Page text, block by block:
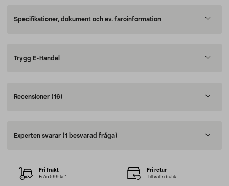
Specifikationer, dokument och ev. faroinformation
Trygg E-Handel
Recensioner (16)
Experten svarar (1 besvarad fråga)
Fri frakt
Från 599 kr*
Fri retur
Till valfri butik